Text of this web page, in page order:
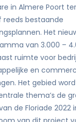
in Almere Poort
reeds bestaande
Het
van 3.000 –
ruimte voor
en
Het gebied
thema’s de
de Floriade 2022